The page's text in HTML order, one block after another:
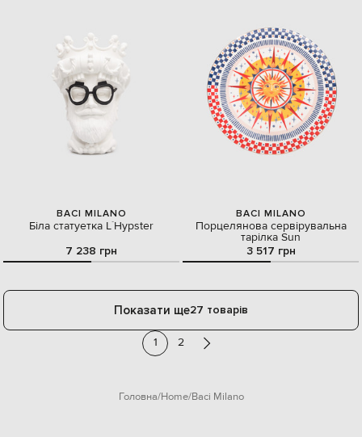
BACI MILANO
Біла статуетка L`Hypster
7 238 грн
BACI MILANO
Порцелянова сервірувальна
тарілка Sun
3 517 грн
Показати ще27 товарів
1 2
Головна Home Baci Milano